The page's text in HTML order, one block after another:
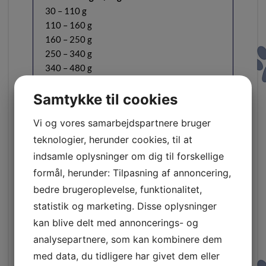
30 – 110 g
110 – 160 g
160 – 250 g
250 – 340 g
340 – 480 g
600 – 720 g
720 – 840 g
Vitaminer og mineraler
Mineraler pr. kg:
Kalcium (Ca) 1,3 %
Fosfor (P) 1,0 %
Magnesium (Mg) 1,9 %
Natrium (Na) 0,3 %
Kalium (K) 0,54 %
Jern (Fe) 223 mg
Samtykke til cookies
Vi og vores samarbejdspartnere bruger
teknologier, herunder cookies, til at
indsamle oplysninger om dig til forskellige
formål, herunder: Tilpasning af annoncering,
bedre brugeroplevelse, funktionalitet,
statistik og marketing. Disse oplysninger
kan blive delt med annoncerings- og
analysepartnere, som kan kombinere dem
med data, du tidligere har givet dem eller